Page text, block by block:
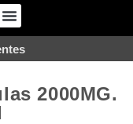
2000MG.